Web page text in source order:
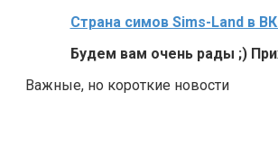
Страна симов Sims-Land в
Будем вам очень рады ;)
Важные, но короткие новости